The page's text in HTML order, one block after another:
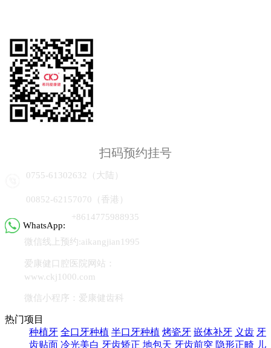
扫码预约挂号
0755-61302632（大陆）
00852-62157070（香港）
WhatsApp:
+8614775988935
微信线上预约:aikangjian1995
爱康健口腔医院网站：
www.ckj1000.com
微信小程序：爱康健齿科
热门项目
种植牙 全口牙种植 半口牙种植 烤瓷牙 嵌体补牙 义齿 牙
齿贴面 冷光美白 牙齿矫正 地包天 牙齿前突 隐形正畸 儿